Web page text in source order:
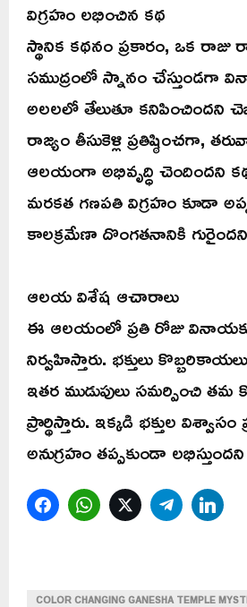
విగ్రహం లభించిన కథ
స్థానిక కథనం ప్రకారం, ఒక
సముద్రంలో స్నానం చేస్తుండగా
అలలలో తేలుతూ కనిపించిందని
రాజ్యం తీసుకెళ్లి ప్రతిష్ఠించగా,
ఆలయంగా అభివృద్ధి చెందిందని
మరకత గణపతి విగ్రహం కూడా
కాలక్రమేణా దొంగతనానికి
ఆలయ విశేష ఆచారాలు
ఈ ఆలయంలో ప్రతి రోజు
నిర్వహిస్తారు. భక్తులు
ఇతర ముడుపులు సమర్పించి
ప్రార్థిస్తారు. ఇక్కడి భక్తుల
అనుగ్రహం తప్పకుండా
FacebookWhatsAppTwitterTelegram
COLOR CHANGING GANESHA TEMPLE